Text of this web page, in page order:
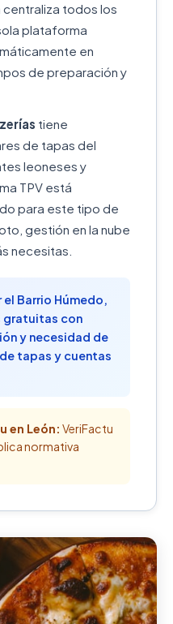
todos los
plataforma
en
de preparación y
tiene
de tapas del
leoneses y
TPV está
para este tipo de
gestión en la nube
necesitas.
el Barrio Húmedo,
gratuitas con
y necesidad de
tapas y cuentas
en León: VeriFactu
normativa